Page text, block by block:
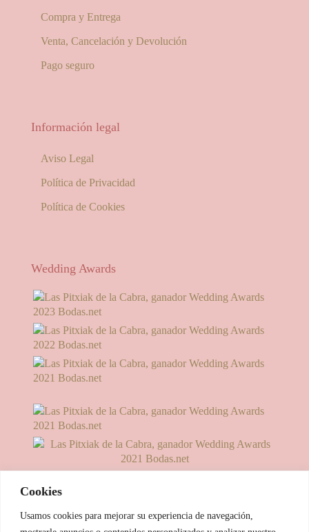
Cookies
Usamos cookies para mejorar su experiencia de navegación,
Compra y Entrega
Venta, Cancelación y Devolución
Pago seguro
Información legal
Aviso Legal
Política de Privacidad
Política de Cookies
Wedding Awards